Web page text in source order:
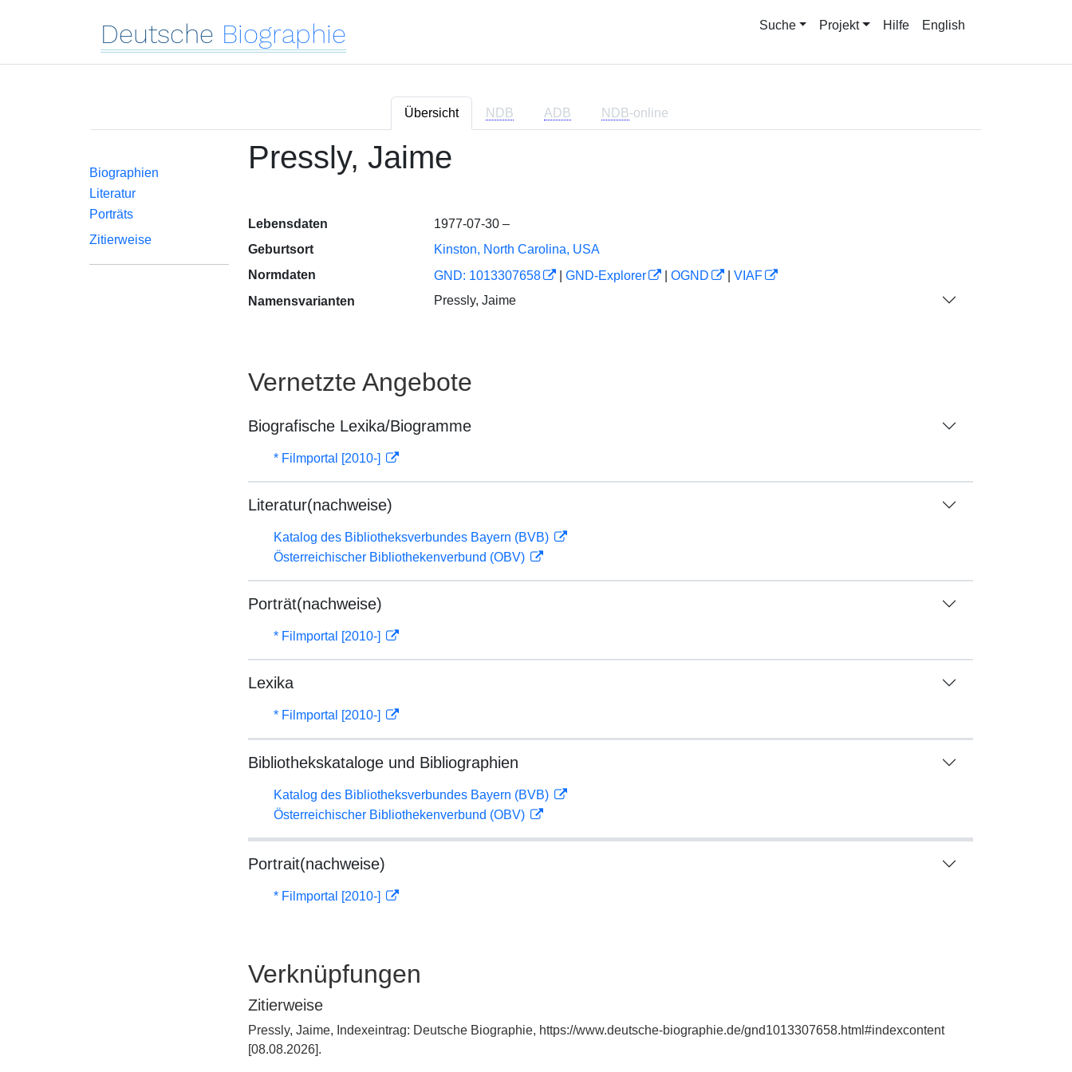
Deutsche Biographie Suche Projekt Hilfe English
Übersicht NDB ADB NDB-online
Biographien
Literatur
Porträts
Zitierweise
Pressly, Jaime
Lebensdaten
1977-07-30 –
Geburtsort
Kinston, North Carolina, USA
Normdaten
GND: 1013307658 GND-Explorer OGND
VIAF
Namensvarianten
Pressly, Jaime
Vernetzte Angebote
Biografische Lexika/Biogramme
* Filmportal [2010-]
Literatur(nachweise)
Katalog des Bibliotheksverbundes Bayern (BVB)
Österreichischer Bibliothekenverbund (OBV)
Porträt(nachweise)
* Filmportal [2010-]
Lexika
* Filmportal [2010-]
Bibliothekskataloge und Bibliographien
Katalog des Bibliotheksverbundes Bayern (BVB)
Österreichischer Bibliothekenverbund (OBV)
Portrait(nachweise)
* Filmportal [2010-]
Verknüpfungen
Zitierweise
Pressly, Jaime, Indexeintrag: Deutsche Biographie, https://www.deutsche-biographie.de/gnd1013307658.html#indexcontent
[08.08.2026].